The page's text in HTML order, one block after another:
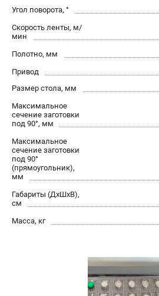
проспект
Прием заказов по
пн-пт - с 9:00 до
вс - выходной
zakaz@stalex-
Угол поворота, °
Скорость ленты, м/
мин
Полотно, мм
Привод
Размер стола, мм
Максимальное
сечение заготовки
под 90°, мм
Максимальное
сечение заготовки
под 90°
(прямоугольник),
мм
Габариты (ДхШхВ),
см
Масса, кг